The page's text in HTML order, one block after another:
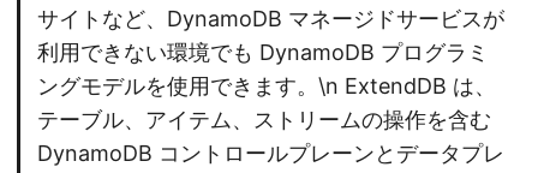
サイトなど、DynamoDB マネージドサービスが
利用できない環境でも DynamoDB プログラミ
ングモデルを使用できます。\n ExtendDB は、
テーブル、アイテム、ストリームの操作を含む
DynamoDB コントロールプレーンとデータプレ